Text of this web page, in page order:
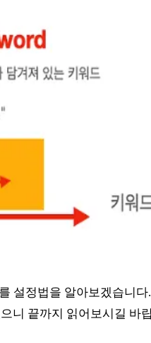
설정법을 알아보겠습니
니 끝까지 읽어보시길 바